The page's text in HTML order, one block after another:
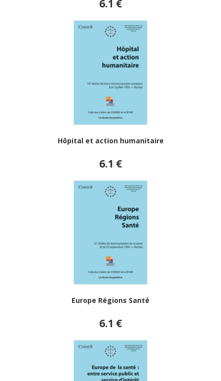
6.1 €
Hôpital et action humanitaire
6.1 €
Europe Régions Santé
6.1 €